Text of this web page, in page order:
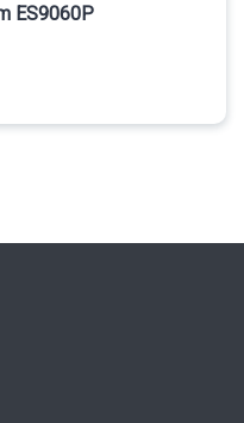
ES9060P